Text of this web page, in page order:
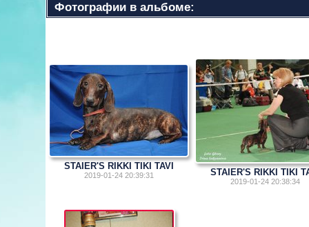
Фотографии в альбоме:
STAIER'S RIKKI TIKI TAVI
2019-01-24 20:39:31 STAIER'S RIKKI TIKI
2019-01-24 20:38:34